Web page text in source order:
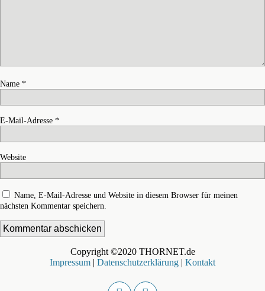
Name *
E-Mail-Adresse *
Website
Name, E-Mail-Adresse und Website in diesem Browser für meinen
nächsten Kommentar speichern.
Copyright ©2020 THORNET.de
Impressum | Datenschutzerklärung | Kontakt